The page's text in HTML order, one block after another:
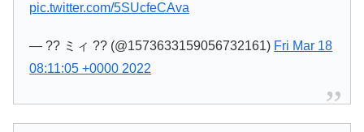
pic.twitter.com/5SUcfeCAva
— ?? ミィ ?? (@1573633159056732161) Fri Mar 18
08:11:05 +0000 2022